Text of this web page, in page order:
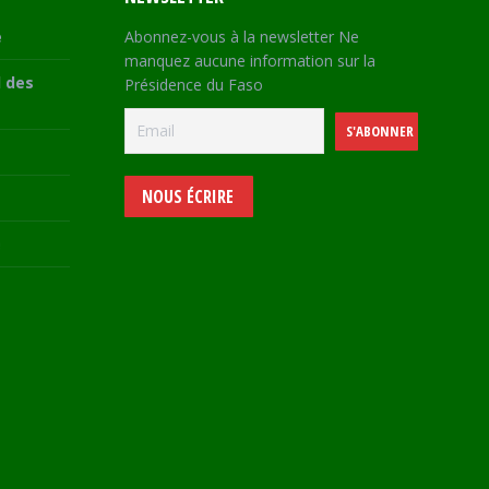
des
Abonnez-vous à la newsletter Ne
manquez aucune information sur la
Présidence du Faso
NOUS ÉCRIRE